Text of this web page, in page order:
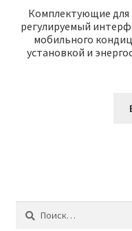
Комплектующие для
регулируемый
мобильного
установкой и
Найти: